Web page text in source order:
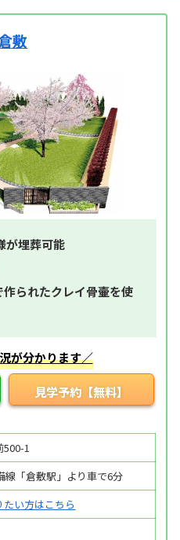
敷
が埋葬可能
られたクレイ骨壷を使
が分かります／
見学予約【無料】
500-1
線「倉敷駅」より車で6分
い方はこちら